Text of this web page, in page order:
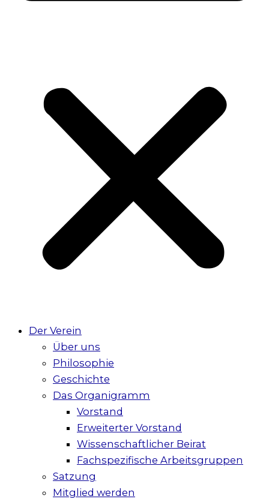
Der Verein
Über uns
Philosophie
Geschichte
Das Organigramm
Vorstand
Erweiterter Vorstand
Wissenschaftlicher Beirat
Fachspezifische Arbeitsgruppen
Satzung
Mitglied werden